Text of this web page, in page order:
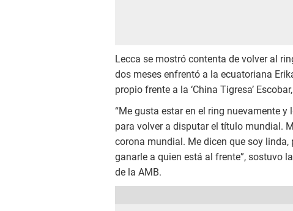
Lecca se mostró contenta de volver al
dos meses enfrentó a la ecuatoriana
propio frente a la ‘China Tigresa’
“Me gusta estar en el ring nuevamente
para volver a disputar el título mundial.
corona mundial. Me dicen que soy
ganarle a quien está al frente”, sostuvo
de la AMB.